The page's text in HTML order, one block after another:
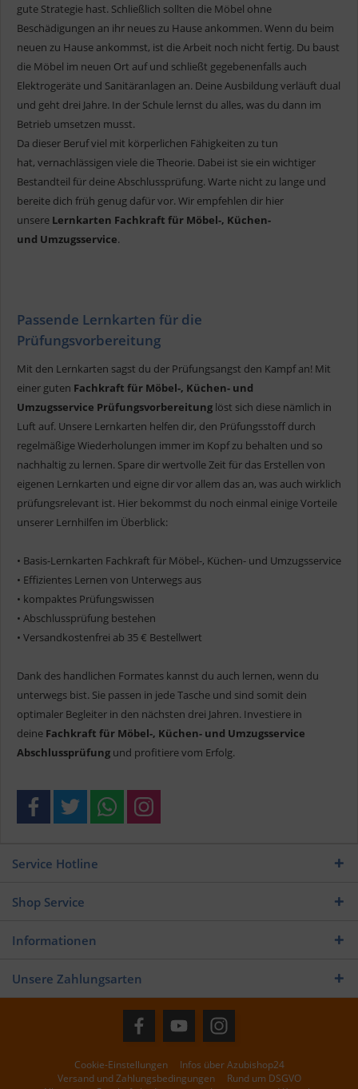
gute Strategie hast. Schließlich sollten die Möbel ohne
Beschädigungen an ihr neues zu Hause ankommen. Wenn du beim
neuen zu Hause ankommst, ist die Arbeit noch nicht fertig. Du baust
die Möbel im neuen Ort auf und schließt gegebenenfalls auch
Elektrogeräte und Sanitäranlagen an. Deine Ausbildung verläuft dual
und geht drei Jahre. In der Schule lernst du alles, was du dann im
Betrieb umsetzen musst.
Da dieser Beruf viel mit körperlichen Fähigkeiten zu tun
hat, vernachlässigen viele die Theorie. Dabei ist sie ein wichtiger
Bestandteil für deine Abschlussprüfung. Warte nicht zu lange und
bereite dich früh genug dafür vor. Wir empfehlen dir hier
unsere Lernkarten Fachkraft für Möbel-, Küchen-
und Umzugsservice.
Passende Lernkarten für die
Prüfungsvorbereitung
Mit den Lernkarten sagst du der Prüfungsangst den Kampf an! Mit
einer guten Fachkraft für Möbel-, Küchen- und
Umzugsservice Prüfungsvorbereitung löst sich diese nämlich in
Luft auf. Unsere Lernkarten helfen dir, den Prüfungsstoff durch
regelmäßige Wiederholungen immer im Kopf zu behalten und so
nachhaltig zu lernen. Spare dir wertvolle Zeit für das Erstellen von
eigenen Lernkarten und eigne dir vor allem das an, was auch wirklich
prüfungsrelevant ist. Hier bekommst du noch einmal einige Vorteile
unserer Lernhilfen im Überblick:
• Basis-Lernkarten Fachkraft für Möbel-, Küchen- und Umzugsservice
• Effizientes Lernen von Unterwegs aus
• kompaktes Prüfungswissen
• Abschlussprüfung bestehen
• Versandkostenfrei ab 35 € Bestellwert
Dank des handlichen Formates kannst du auch lernen, wenn du
unterwegs bist. Sie passen in jede Tasche und sind somit dein
optimaler Begleiter in den nächsten drei Jahren. Investiere in
deine Fachkraft für Möbel-, Küchen- und Umzugsservice
Abschlussprüfung und profitiere vom Erfolg.
Service Hotline
Shop Service
Informationen
Unsere Zahlungsarten
Cookie-Einstellungen
Infos über Azubishop24
Versand und Zahlungsbedingungen
Rund um DSGVO